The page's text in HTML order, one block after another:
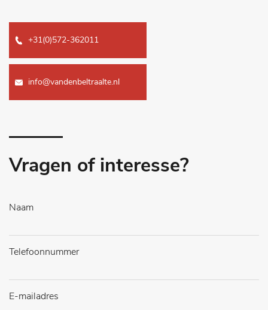
+31(0)572-362011
info@vandenbeltraalte.nl
Vragen of interesse?